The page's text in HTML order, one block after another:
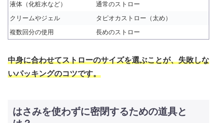
液体（化粧水など）
通常のストロー
クリームやジェル
タピオカストロー（太め）
複数回分の使用
長めのストロー
中身に合わせてストローのサイズを選ぶことが、失敗しな
いパッキングのコツです。
はさみを使わずに密閉するための道具と